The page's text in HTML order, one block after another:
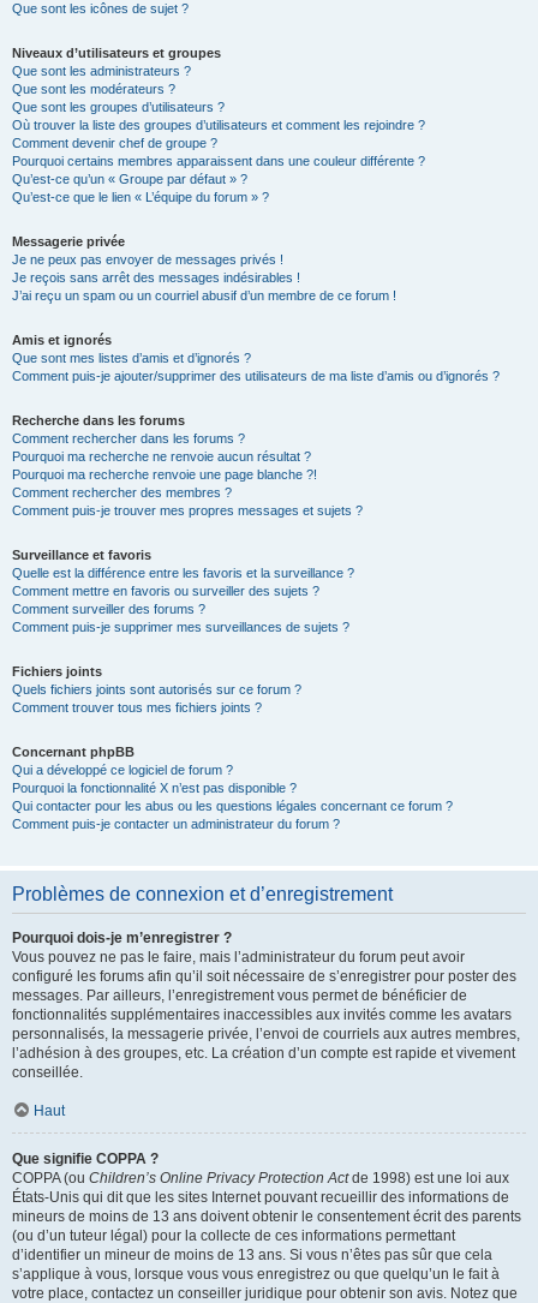
Que sont les icônes de sujet ?
Niveaux d’utilisateurs et groupes
Que sont les administrateurs ?
Que sont les modérateurs ?
Que sont les groupes d’utilisateurs ?
Où trouver la liste des groupes d’utilisateurs et comment les rejoindre ?
Comment devenir chef de groupe ?
Pourquoi certains membres apparaissent dans une couleur différente ?
Qu’est-ce qu’un « Groupe par défaut » ?
Qu’est-ce que le lien « L’équipe du forum » ?
Messagerie privée
Je ne peux pas envoyer de messages privés !
Je reçois sans arrêt des messages indésirables !
J’ai reçu un spam ou un courriel abusif d’un membre de ce forum !
Amis et ignorés
Que sont mes listes d’amis et d’ignorés ?
Comment puis-je ajouter/supprimer des utilisateurs de ma liste d’amis ou d’ignorés ?
Recherche dans les forums
Comment rechercher dans les forums ?
Pourquoi ma recherche ne renvoie aucun résultat ?
Pourquoi ma recherche renvoie une page blanche ?!
Comment rechercher des membres ?
Comment puis-je trouver mes propres messages et sujets ?
Surveillance et favoris
Quelle est la différence entre les favoris et la surveillance ?
Comment mettre en favoris ou surveiller des sujets ?
Comment surveiller des forums ?
Comment puis-je supprimer mes surveillances de sujets ?
Fichiers joints
Quels fichiers joints sont autorisés sur ce forum ?
Comment trouver tous mes fichiers joints ?
Concernant phpBB
Qui a développé ce logiciel de forum ?
Pourquoi la fonctionnalité X n’est pas disponible ?
Qui contacter pour les abus ou les questions légales concernant ce forum ?
Comment puis-je contacter un administrateur du forum ?
Problèmes de connexion et d’enregistrement
Pourquoi dois-je m’enregistrer ?
Vous pouvez ne pas le faire, mais l’administrateur du forum peut avoir
configuré les forums afin qu’il soit nécessaire de s’enregistrer pour poster des
messages. Par ailleurs, l’enregistrement vous permet de bénéficier de
fonctionnalités supplémentaires inaccessibles aux invités comme les avatars
personnalisés, la messagerie privée, l’envoi de courriels aux autres membres,
l’adhésion à des groupes, etc. La création d’un compte est rapide et vivement
conseillée.
Haut
Que signifie COPPA ?
COPPA (ou Children’s Online Privacy Protection Actde 1998) est une loi aux
États-Unis qui dit que les sites Internet pouvant recueillir des informations de
mineurs de moins de 13 ans doivent obtenir le consentement écrit des parents
(ou d’un tuteur légal) pour la collecte de ces informations permettant
d’identifier un mineur de moins de 13 ans. Si vous n’êtes pas sûr que cela
s’applique à vous, lorsque vous vous enregistrez ou que quelqu’un le fait à
votre place, contactez un conseiller juridique pour obtenir son avis. Notez que